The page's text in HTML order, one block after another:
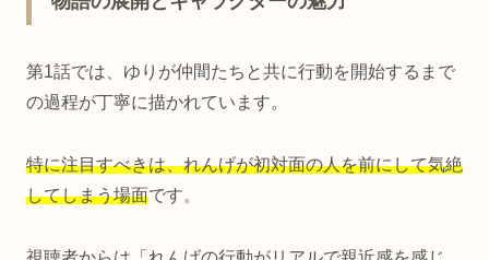
第1話では、ゆりが仲間たちと共に行動を開始するまで
の過程が丁寧に描かれています。
特に注目すべきは、れんげが初対面の人を前にして気絶
してしまう場面です。